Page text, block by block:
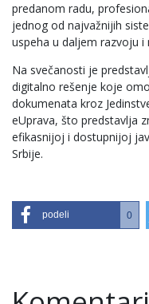
predanom radu,
jednog od najvažnijih
uspeha u daljem razvoju
Na svečanosti je
digitalno rešenje koje
dokumenata kroz
eUprava, što predstavlja
efikasnijoj i dostupnijoj
Srbije.
podeli 0